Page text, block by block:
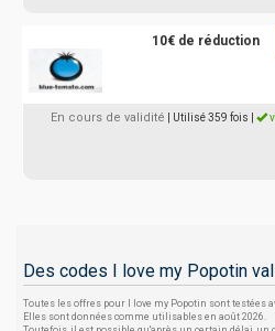
10€ de réduction
En cours de validité | Utilisé 359 fois
Des codes I love my Popotin
Toutes les offres pour I love my Popotin sont testées
Elles sont données comme utilisables en août 2026.